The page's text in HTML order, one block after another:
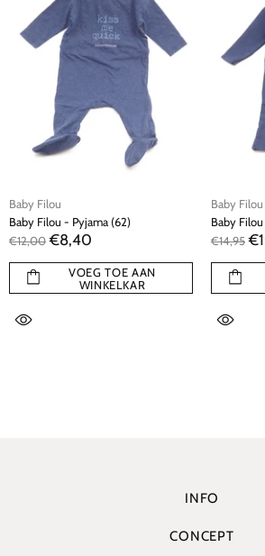
Baby Filou
Baby Filou - Pyjama (62)
€12,00 €8,40
VOEG TOE AAN
WINKELKAR
Baby Filou
Baby
€14,95
INFO
CONCEPT